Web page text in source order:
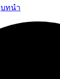
บทนำ